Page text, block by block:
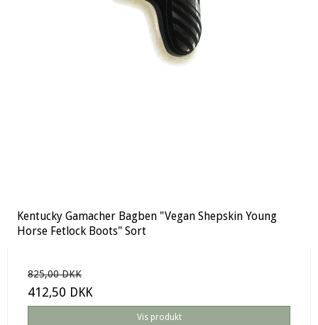
Kentucky Gamacher Bagben "Vegan Shepskin Young
Horse Fetlock Boots" Sort
825,00 DKK
412,50 DKK
Vis produkt